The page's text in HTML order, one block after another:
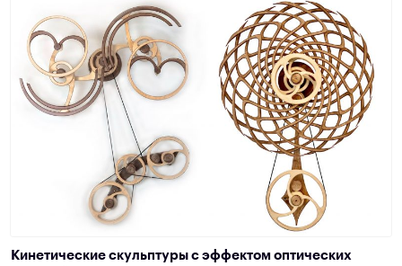
Кинетические скульптуры с эффектом оптических